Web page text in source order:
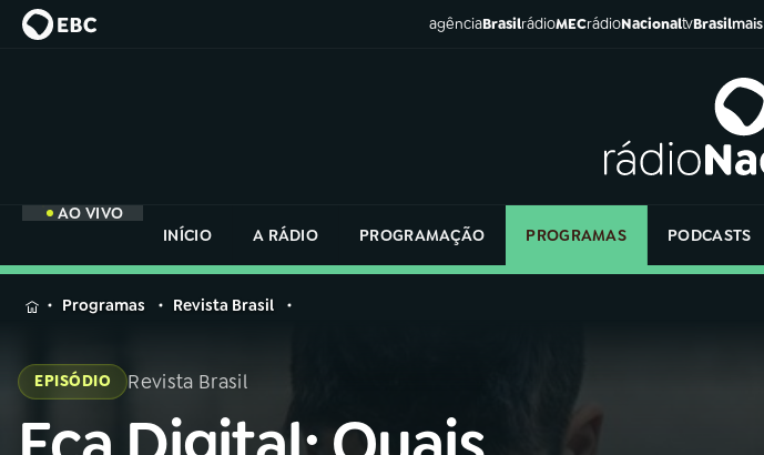
agênciaBrasilrádioMECrádioNacionaltvBrasilmais
AO VIVO
INÍCIO
A RÁDIO PROGRAMAÇÃO PROGRAMAS PODCASTS
MENU
Buscar
na
na
Rádio
Programas Revista Brasil
EPISÓDIO Revista Brasil